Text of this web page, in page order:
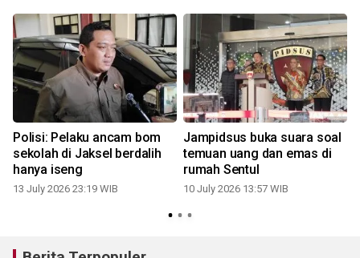
Polisi: Pelaku ancam bom
sekolah di Jaksel berdalih
hanya iseng
13 July 2026 23:19 WIB
Jampidsus buka suara soal
temuan uang dan emas di
rumah Sentul
10 July 2026 13:57 WIB